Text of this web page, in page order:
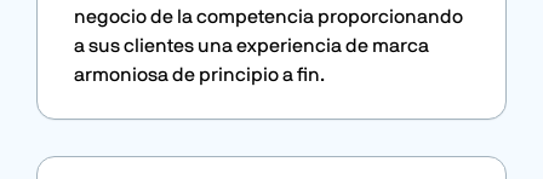
negocio de la competencia proporcionando
a sus clientes una experiencia de marca
armoniosa de principio a fin.